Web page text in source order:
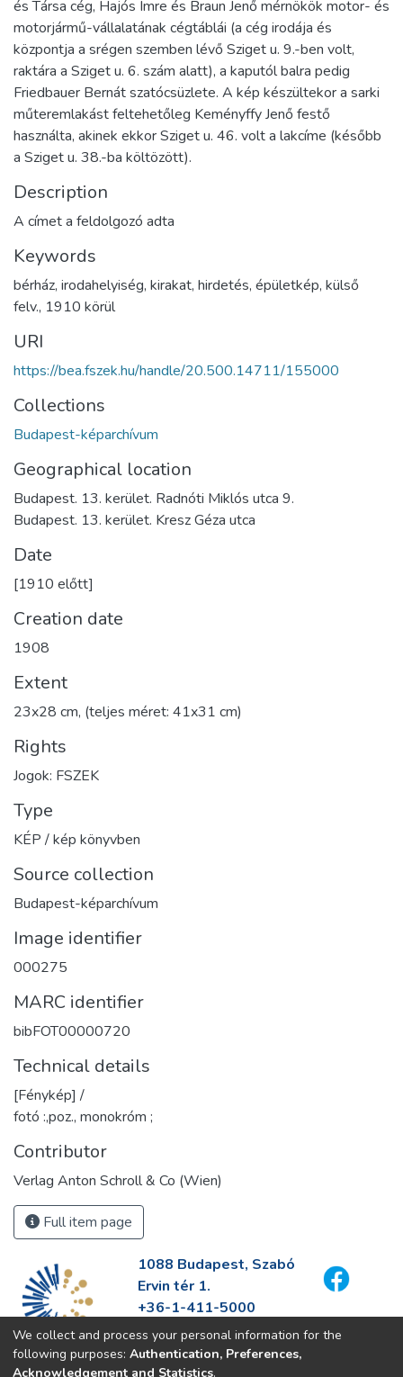
és Társa cég, Hajós Imre és Braun Jenő mérnökök motor- és
motorjármű-vállalatának cégtáblái (a cég irodája és
központja a srégen szemben lévő Sziget u. 9.-ben volt,
raktára a Sziget u. 6. szám alatt), a kaputól balra pedig
Friedbauer Bernát szatócsüzlete. A kép készültekor a sarki
műteremlakást feltehetőleg Keményffy Jenő festő
használta, akinek ekkor Sziget u. 46. volt a lakcíme (később
a Sziget u. 38.-ba költözött).
Description
A címet a feldolgozó adta
Keywords
bérház, irodahelyiség, kirakat, hirdetés, épületkép, külső
felv., 1910 körül
URI
https://bea.fszek.hu/handle/20.500.14711/155000
Collections
Budapest-képarchívum
Geographical location
Budapest. 13. kerület. Radnóti Miklós utca 9.
Budapest. 13. kerület. Kresz Géza utca
Date
[1910 előtt]
Creation date
1908
Extent
23x28 cm, (teljes méret: 41x31 cm)
Rights
Jogok: FSZEK
Type
KÉP / kép könyvben
Source collection
Budapest-képarchívum
Image identifier
000275
MARC identifier
bibFOT00000720
Technical details
[Fénykép] /
fotó :,poz., monokróm ;
Contributor
Verlag Anton Schroll & Co (Wien)
Full item page
1088 Budapest, Szabó
Ervin tér 1.
+36-1-411-5000
info@fszek.hu
https://fszek.hu
We collect and process your personal information for the
following purposes: Authentication, Preferences,
Acknowledgement and Statistics.